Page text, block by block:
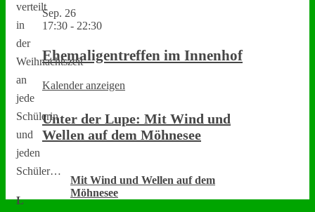
verteilt
in
der
Weihnachtszeit
an
jede
Schülerin
und
jeden
Schüler…
L
Sep. 26
17:30 - 22:30
Ehemaligentreffen im Innenhof
Kalender anzeigen
Unter der Lupe: Mit Wind und
Wellen auf dem Möhnesee
Mit Wind und Wellen auf dem
Möhnesee